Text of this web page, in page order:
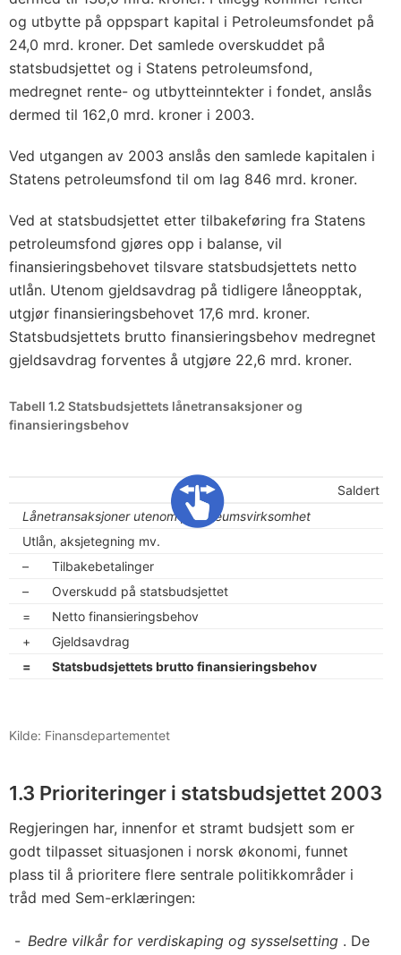
og utbytte på oppspart kapital i Petroleumsfondet på
24,0 mrd. kroner. Det samlede overskuddet på
statsbudsjettet og i Statens petroleumsfond,
medregnet rente- og utbytteinntekter i fondet, anslås
dermed til 162,0 mrd. kroner i 2003.
Ved utgangen av 2003 anslås den samlede kapitalen i
Statens petroleumsfond til om lag 846 mrd. kroner.
Ved at statsbudsjettet etter tilbakeføring fra Statens
petroleumsfond gjøres opp i balanse, vil
finansieringsbehovet tilsvare statsbudsjettets netto
utlån. Utenom gjeldsavdrag på tidligere låneopptak,
utgjør finansieringsbehovet 17,6 mrd. kroner.
Statsbudsjettets brutto finansieringsbehov medregnet
gjeldsavdrag forventes å utgjøre 22,6 mrd. kroner.
Tabell 1.2 Statsbudsjettets lånetransaksjoner og
finansieringsbehov
Saldert
Lånetransaksjoner utenom petroleumsvirksomhet
Utlån, aksjetegning mv.
–
Tilbakebetalinger
–
Overskudd på statsbudsjettet
=
Netto finansieringsbehov
+
Gjeldsavdrag
=
Statsbudsjettets brutto finansieringsbehov
Kilde: Finansdepartementet
1.3 Prioriteringer i statsbudsjettet 2003
Regjeringen har, innenfor et stramt budsjett som er
godt tilpasset situasjonen i norsk økonomi, funnet
plass til å prioritere flere sentrale politikkområder i
tråd med Sem-erklæringen:
Bedre vilkår for verdiskaping og sysselsetting . De